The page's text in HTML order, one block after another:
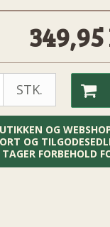
349,95
STK.
OG
OG
FORBEHOLD